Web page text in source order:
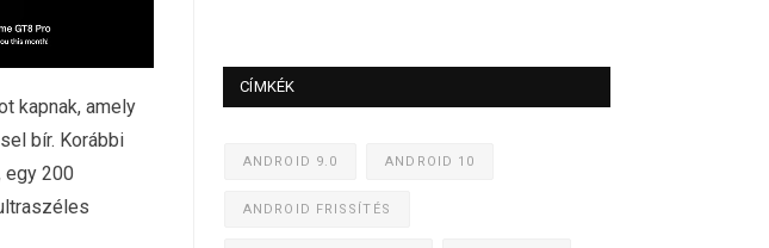
kapnak, amely
bír. Korábbi
egy 200
CÍMKÉK
ANDROID 9.0 ANDROID 10
ANDROID FRISSÍTÉS